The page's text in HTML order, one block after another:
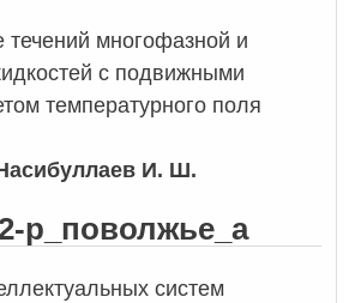
многофазной и
с подвижными
температурного поля
И. Ш.
р_поволжье_а
систем